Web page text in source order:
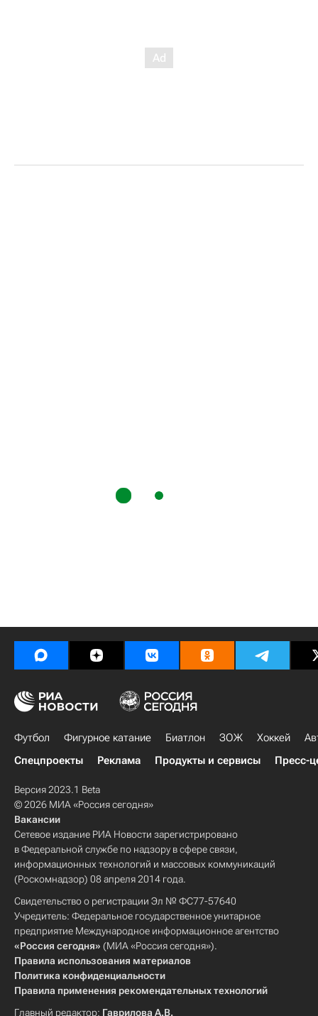
Футбол Фигурное катание Биатлон ЗОЖ Хоккей
Спецпроекты
Реклама Продукты и сервисы Пресс-
Версия 2023.1 Beta
© 2026 МИА «Россия сегодня»
Вакансии
Сетевое издание РИА Новости зарегистрировано
в Федеральной службе по надзору в сфере связи,
информационных технологий и массовых коммуникаций
(Роскомнадзор) 08 апреля 2014 года.
Свидетельство о регистрации Эл № ФС77-57640
Учредитель: Федеральное государственное унитарное
предприятие Международное информационное агентство
«Россия сегодня» (МИА «Россия сегодня»).
Правила использования материалов
Политика конфиденциальности
Правила применения рекомендательных технологий
Главный редактор: Гаврилова А.В.